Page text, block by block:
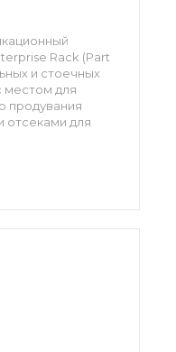
Rack (Part
и стоечных
местом для
продувания
отсеками для